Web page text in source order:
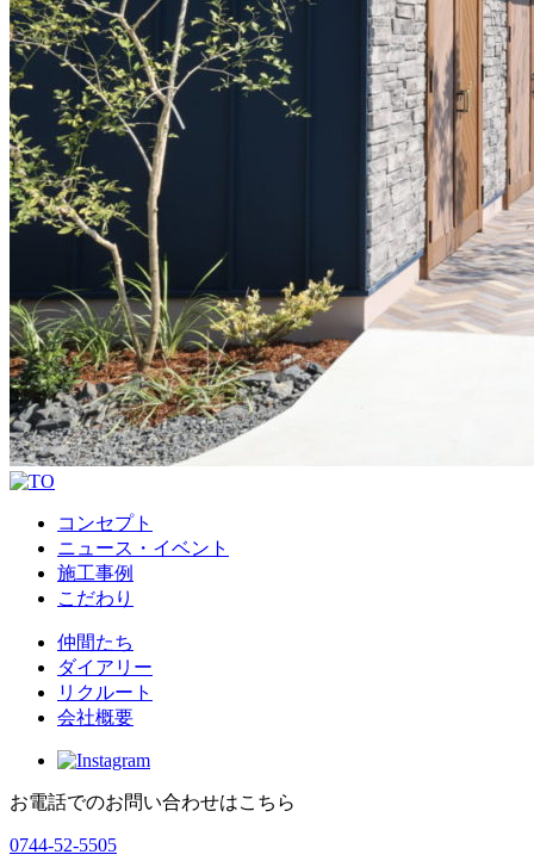
コンセプト
ニュース・イベント
施工事例
こだわり
仲間たち
ダイアリー
リクルート
会社概要
お電話でのお問い合わせはこちら
0744-52-5505